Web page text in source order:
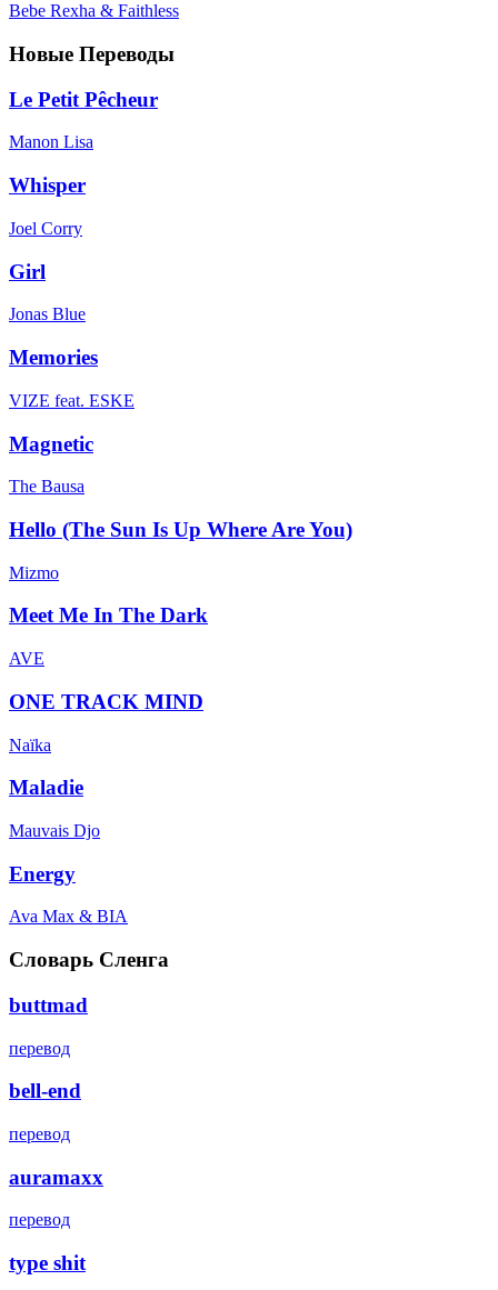
Bebe Rexha & Faithless
Новые Переводы
Le Petit Pêcheur
Manon Lisa
Whisper
Joel Corry
Girl
Jonas Blue
Memories
VIZE feat. ESKE
Magnetic
The Bausa
Hello (The Sun Is Up Where Are You)
Mizmo
Meet Me In The Dark
AVE
ONE TRACK MIND
Naïka
Maladie
Mauvais Djo
Energy
Ava Max & BIA
Словарь Сленга
buttmad
перевод
bell-end
перевод
auramaxx
перевод
type shit